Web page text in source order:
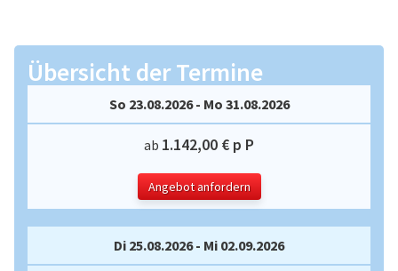
Übersicht der Termine
So 23.08.2026 - Mo 31.08.2026
ab 1.142,00 € p P
Angebot anfordern
Di 25.08.2026 - Mi 02.09.2026